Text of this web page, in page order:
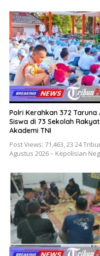
Polri Kerahkan 372
Siswa di 73 Sekolah
Akademi TNI
Post Views: 71,463, 23 24
Agustus 2026 – Kepolisian